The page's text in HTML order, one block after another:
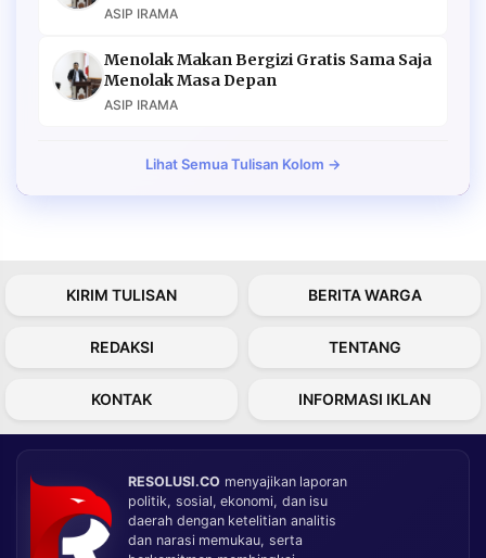
ASIP IRAMA
Menolak Makan Bergizi Gratis Sama Saja
Menolak Masa Depan
ASIP IRAMA
Lihat Semua Tulisan Kolom →
KIRIM TULISAN BERITA WARGA
REDAKSI TENTANG
KONTAK INFORMASI IKLAN
RESOLUSI.CO menyajikan laporan
politik, sosial, ekonomi, dan isu
daerah dengan ketelitian analitis
dan narasi memukau, serta